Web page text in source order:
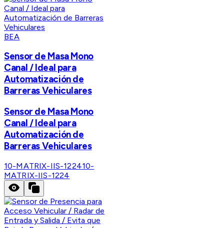
BEA
Sensor de Masa Mono
Canal / Ideal para
Automatización de
Barreras Vehiculares
Sensor de Masa Mono
Canal / Ideal para
Automatización de
Barreras Vehiculares
10-MATRIX-IIS-122410-
MATRIX-IIS-1224